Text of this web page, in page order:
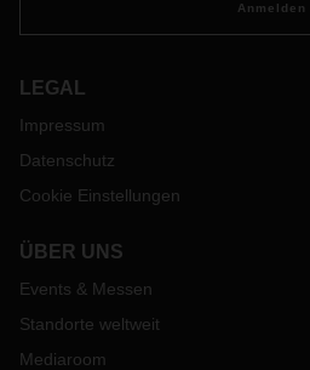
Anmelden
LEGAL
Impressum
Datenschutz
Cookie Einstellungen
ÜBER UNS
Events & Messen
Standorte weltweit
Mediaroom